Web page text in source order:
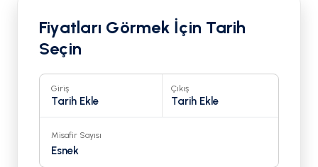
Fiyatları Görmek İçin Tarih
Seçin
Giriş
Tarih Ekle
Çıkış
Tarih Ekle
Misafir Sayısı
Esnek